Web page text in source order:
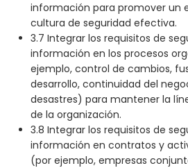
información para promover un
cultura de seguridad efectiva.
3.7 Integrar los requisitos de
información en los procesos
ejemplo, control de cambios,
desarrollo, continuidad del
desastres) para mantener la
de la organización.
3.8 Integrar los requisitos de
información en contratos y
(por ejemplo, empresas